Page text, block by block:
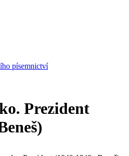
písemnictví
Prezident